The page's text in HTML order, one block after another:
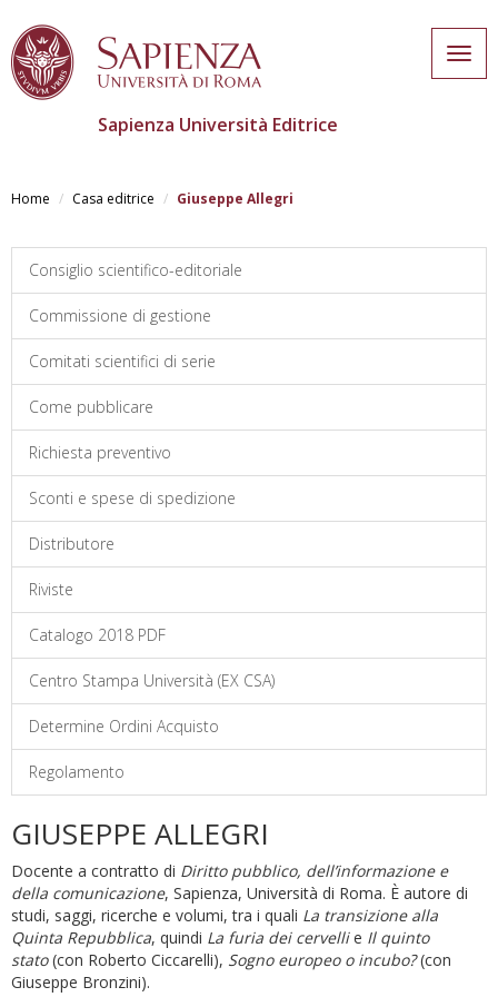
contenuto
Sapienza Università Editrice
Home Casa editrice Giuseppe Allegri
Consiglio scientifico-editoriale
Commissione di gestione
Comitati scientifici di serie
Come pubblicare
Richiesta preventivo
Sconti e spese di spedizione
Distributore
Riviste
Catalogo 2018 PDF
Centro Stampa Università (EX CSA)
Determine Ordini Acquisto
Regolamento
GIUSEPPE ALLEGRI
Docente a contratto di Diritto pubblico, dell’informazione e
della comunicazione, Sapienza, Università di Roma. È autore di
studi, saggi, ricerche e volumi, tra i quali La transizione alla
Quinta Repubblica, quindi La furia dei cervellie Il quinto
stato(con Roberto Ciccarelli), Sogno europeo o incubo?(con
Giuseppe Bronzini).